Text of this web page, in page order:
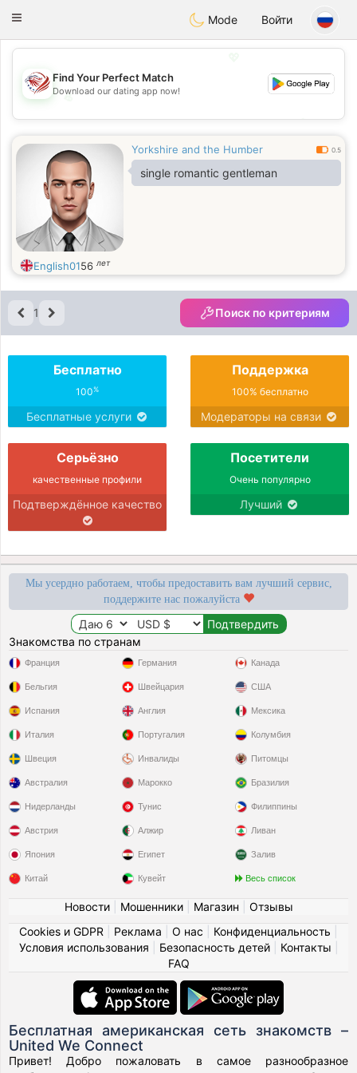
Dating
Toggle
Mode Войти
💖
💕
Find Your Perfect Match
Download our dating app now!
Yorkshire and the Humber 0.5
single romantic gentleman
English0156 лет
1 Поиск по критериям
Бесплатно
100%
Бесплатные услуги
Поддержка
100% бесплатно
Модераторы на связи
Серьёзно
качественные профили
Подтверждённое качество
Посетители
Очень популярно
Лучший
Мы усердно работаем, чтобы предоставить вам лучший сервис,
поддержите нас пожалуйста
Знакомства по странам
Франция
Бельгия
Испания
Италия
Швеция
Германия
Швейцария
Англия
Португалия
Инвалиды
Канада
США
Мексика
Колумбия
Питомцы
Австралия
Нидерланды
Австрия
Япония
Китай
Марокко
Тунис
Алжир
Египет
Кувейт
Бразилия
Филиппины
Ливан
Залив
Весь список
Новости| Мошенники| Магазин
Отзывы
Cookies и GDPR
Реклама О нас Конфиденциальность
Условия использования
Безопасность детей| Контакты
FAQ
Бесплатная американская сеть знакомств –
United We Connect
Привет! Добро пожаловать в самое разнообразное